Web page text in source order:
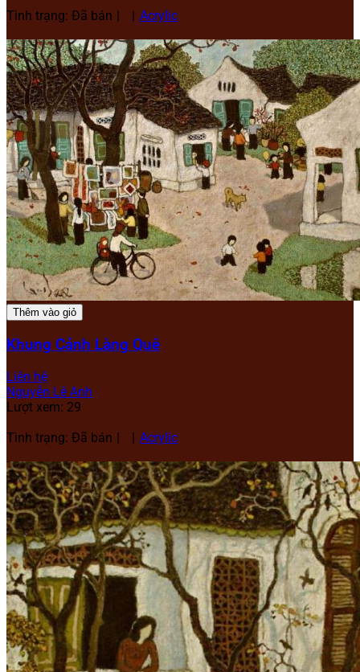
Tình trạng: Đã bán Acrylic
Thêm vào giỏ
Khung Cảnh Làng Quê
Liên hệ
Nguyễn Lê Anh
Lượt xem: 29
Tình trạng: Đã bán
Acrylic